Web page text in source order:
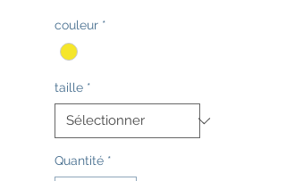
couleur *
taille *
Quantité *